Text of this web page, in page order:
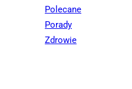
Polecane
Porady
Zdrowie